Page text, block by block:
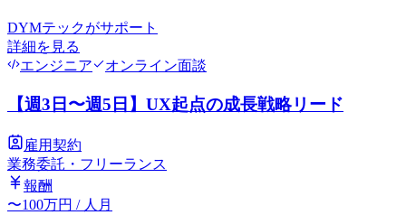
DYMテックがサポート
詳細を見る
エンジニア
オンライン面談
【週3日〜週5日】UX起点の成長戦略リード
雇用契約
業務委託・フリーランス
報酬
〜100万円 / 人月